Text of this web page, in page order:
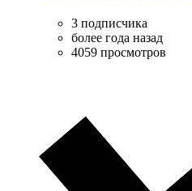
3 подписчика
более года назад
4059 просмотров